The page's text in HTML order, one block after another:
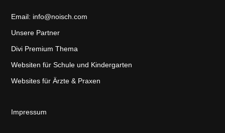
Email: info@noisch.com
Unsere Partner
Divi Premium Thema
Websiten für Schule und Kindergarten
Websites für Ärzte & Praxen
Impressum